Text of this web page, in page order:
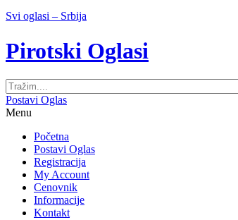
Svi oglasi – Srbija
Pirotski Oglasi
Postavi Oglas
Menu
Početna
Postavi Oglas
Registracija
My Account
Cenovnik
Informacije
Kontakt